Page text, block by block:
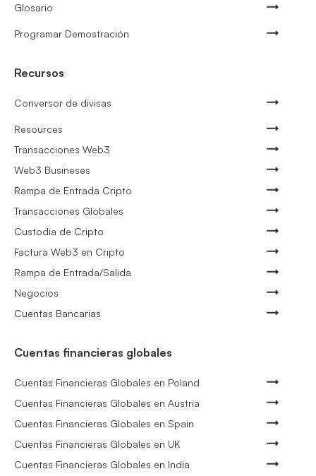
Glosario
Programar Demostración
Recursos
Conversor de divisas
Resources
Transacciones Web3
Web3 Busineses
Rampa de Entrada Cripto
Transacciones Globales
Custodia de Cripto
Factura Web3 en Cripto
Rampa de Entrada/Salida
Negocios
Cuentas Bancarias
Cuentas financieras globales
Cuentas Financieras Globales en Poland
Cuentas Financieras Globales en Austria
Cuentas Financieras Globales en Spain
Cuentas Financieras Globales en UK
Cuentas Financieras Globales en India